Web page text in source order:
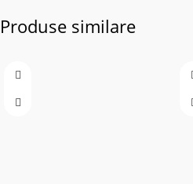
Produse similare